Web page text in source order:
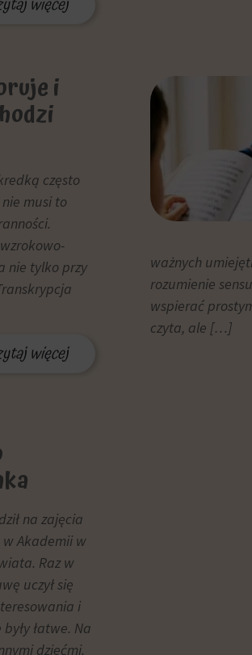
i
często
musi to
nie tylko przy
więcej
ważnych
rozumienie
wspierać
czyta, ale […]
na zajęcia
Akademii w
Raz w
uczył się
i
łatwe. Na
dziećmi.